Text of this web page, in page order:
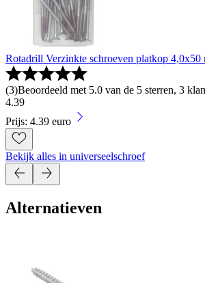
Rotadrill Verzinkte schroeven platkop 4,0x50
(3)Beoordeeld met 5.0 van de 5 sterren, 3
4.39
Prijs: 4.39 euro
Bekijk alles in universeelschroef
Alternatieven